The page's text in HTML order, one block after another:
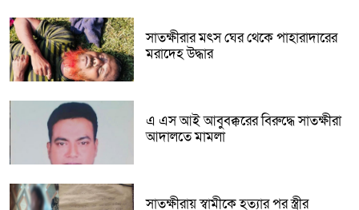
সাতক্ষীরার মৎস ঘের থেকে পাহারাদারের
মরাদেহ উদ্ধার
এ এস আই আবুবক্করের বিরুদ্ধে সাতক্ষীরা
আদালতে মামলা
সাতক্ষীরায় স্বামীকে হত্যার পর স্ত্রীর